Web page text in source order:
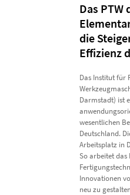
Das
die
Effizienz
Das Institut für
Darmstadt) ist
wesentlichen
Deutschland.
Arbeitsplatz in
So arbeitet das
Innovationen
neu zu